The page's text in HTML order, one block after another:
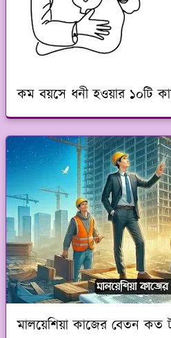
কম বয়সে ধনী হওয়ার ১০টি
মালয়েশিয়া কাজের বেতন কত